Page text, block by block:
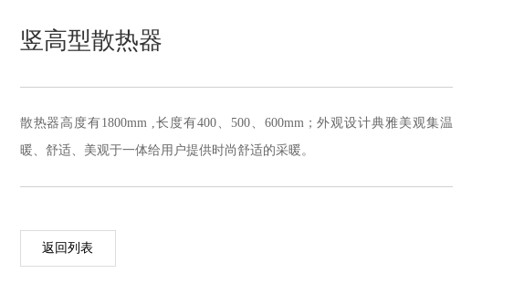
竖高型散热器
散热器高度有1800mm ,长度有400、500、600mm；外观设计典雅美观集温
暖、舒适、美观于一体给用户提供时尚舒适的采暖。
返回列表